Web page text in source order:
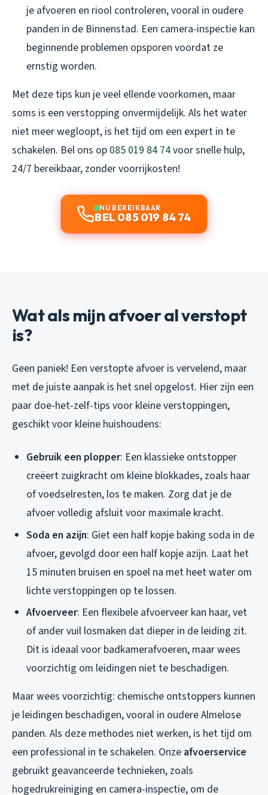
je afvoeren en riool controleren, vooral in oudere
panden in de Binnenstad. Een camera-inspectie kan
beginnende problemen opsporen voordat ze
ernstig worden.
Met deze tips kun je veel ellende voorkomen, maar
soms is een verstopping onvermijdelijk. Als het water
niet meer wegloopt, is het tijd om een expert in te
schakelen. Bel ons op 085 019 84 74voor snelle hulp,
24/7 bereikbaar, zonder voorrijkosten!
NU BEREIKBAAR
BEL 085 019 84 74
Wat als mijn afvoer al verstopt
is?
Geen paniek! Een verstopte afvoer is vervelend, maar
met de juiste aanpak is het snel opgelost. Hier zijn een
paar doe-het-zelf-tips voor kleine verstoppingen,
geschikt voor kleine huishoudens:
Gebruik een plopper: Een klassieke ontstopper
creëert zuigkracht om kleine blokkades, zoals haar
of voedselresten, los te maken. Zorg dat je de
afvoer volledig afsluit voor maximale kracht.
Soda en azijn: Giet een half kopje baking soda in de
afvoer, gevolgd door een half kopje azijn. Laat het
15 minuten bruisen en spoel na met heet water om
lichte verstoppingen op te lossen.
Afvoerveer: Een flexibele afvoerveer kan haar, vet
of ander vuil losmaken dat dieper in de leiding zit.
Dit is ideaal voor badkamerafvoeren, maar wees
voorzichtig om leidingen niet te beschadigen.
Maar wees voorzichtig: chemische ontstoppers kunnen
je leidingen beschadigen, vooral in oudere Almelose
panden. Als deze methodes niet werken, is het tijd om
een professional in te schakelen. Onze afvoerservice
gebruikt geavanceerde technieken, zoals
hogedrukreiniging en camera-inspectie, om de